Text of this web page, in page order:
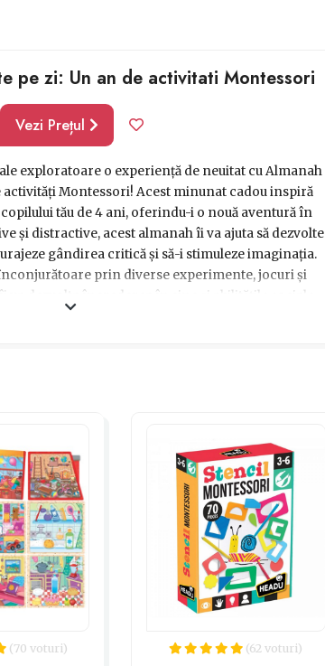
pe zi: Un an de activitati Montessori
Vezi Prețul
exploratoare o experiență de neuitat cu Almanah
activități Montessori! Acest minunat cadou inspiră
tău de 4 ani, oferindu-i o nouă aventură în
și distractive, acest almanah îi va ajuta să dezvolte
gândirea critică și să-i stimuleze imaginația.
prin diverse experimente, jocuri și
va dezvolta încrederea în sine și abilitățile sociale.
(70 voturi) (62 voturi)